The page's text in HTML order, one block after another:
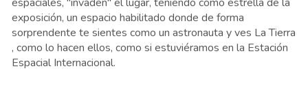
exposición, un espacio habilitado donde de forma
sorprendente te sientes como un astronauta y ves La Tierra
, como lo hacen ellos, como si estuviéramos en la Estación
Espacial Internacional.